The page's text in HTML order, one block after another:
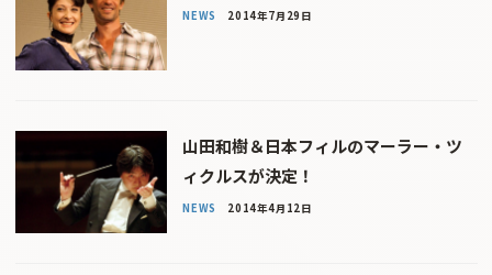
NEWS 2014年7月29日
山田和樹＆日本フィルのマーラー・ツ
ィクルスが決定！
NEWS 2014年4月12日